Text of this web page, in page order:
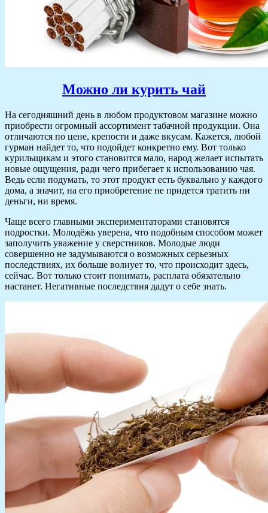
Можно ли курить чай
На сегодняшний день в любом продуктовом магазине можно
приобрести огромный ассортимент табачной продукции. Она
отличаются по цене, крепости и даже вкусам. Кажется, любой
гурман найдет то, что подойдет конкретно ему. Вот только
курильщикам и этого становится мало, народ желает испытать
новые ощущения, ради чего прибегает к использованию чая.
Ведь если подумать, то этот продукт есть буквально у каждого
дома, а значит, на его приобретение не придется тратить ни
деньги, ни время.
Чаще всего главными экспериментаторами становятся
подростки. Молодёжь уверена, что подобным способом может
заполучить уважение у сверстников. Молодые люди
совершенно не задумываются о возможных серьезных
последствиях, их больше волнует то, что происходит здесь,
сейчас. Вот только стоит понимать, расплата обязательно
настанет. Негативные последствия дадут о себе знать.